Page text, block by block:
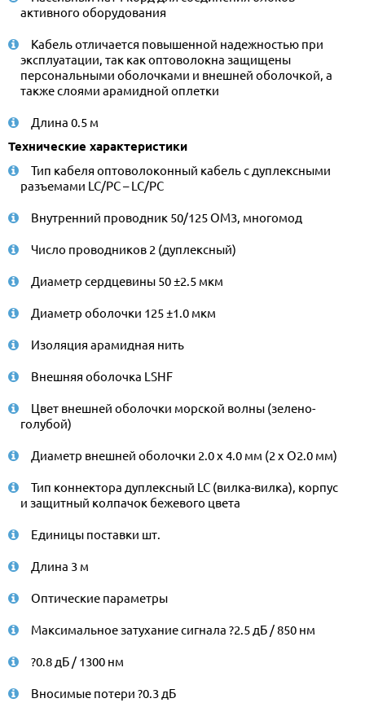
активного оборудования
Кабель отличается повышенной надежностью при
эксплуатации, так как оптоволокна защищены
персональными оболочками и внешней оболочкой, а
также слоями арамидной оплетки
Длина 0.5 м
Технические характеристики
Тип кабеля оптоволоконный кабель с дуплексными
разъемами LC/PC – LC/PC
Внутренний проводник 50/125 OM3, многомод
Число проводников 2 (дуплексный)
Диаметр сердцевины 50 ±2.5 мкм
Диаметр оболочки 125 ±1.0 мкм
Изоляция арамидная нить
Внешняя оболочка LSHF
Цвет внешней оболочки морской волны (зелено-
голубой)
Диаметр внешней оболочки 2.0 x 4.0 мм (2 x O2.0 мм)
Тип коннектора дуплексный LC (вилка-вилка), корпус
и защитный колпачок бежевого цвета
Единицы поставки шт.
Длина 3 м
Оптические параметры
Максимальное затухание сигнала ?2.5 дБ / 850 нм
?0.8 дБ / 1300 нм
Вносимые потери ?0.3 дБ